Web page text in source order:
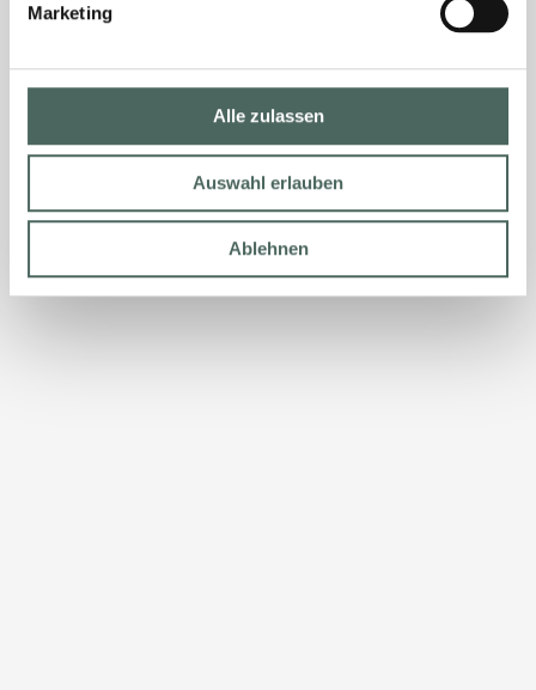
Marketing
Alle zulassen
Auswahl erlauben
Ablehnen